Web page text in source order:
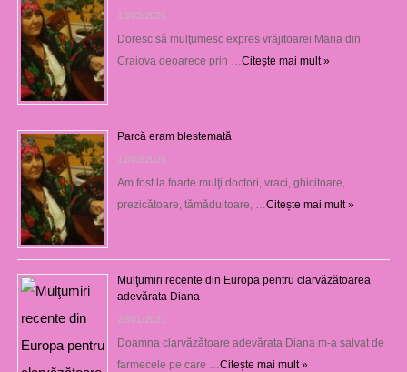
13/03/2025
Doresc să mulţumesc expres vrăjitoarei Maria din
Craiova deoarece prin … Citește mai mult »
Parcă eram blestemată
12/03/2025
Am fost la foarte mulţi doctori, vraci, ghicitoare,
prezicătoare, tămăduitoare, … Citește mai mult »
Mulţumiri recente din Europa pentru clarvăzătoarea
adevărata Diana
29/01/2021
Doamna clarvăzătoare adevărata Diana m-a salvat de
farmecele pe care … Citește mai mult »